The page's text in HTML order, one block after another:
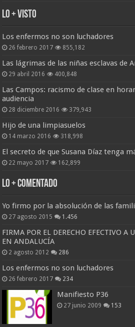
Lo + Visto
Los enfermos no son luchadores
26 febrero 2017 855,182
Las lágrimas de las niñas esclavas de
29 abril 2016 400,848
Las Campos: racismo de clase en
audiencia
28 diciembre 2016 379,943
Hijo de una limpiasuelos
14 marzo 2016 318,998
El secreto de que Susana Díaz tenga
22 mayo 2017 162,899
Lo + Comentado
Yo firmo por la absolución de las
27 agosto 2015 1.456
FIRMA POR EL DERECHO EFECTIVO A
EN ANDALUCÍA
2 agosto 2012 286
Los enfermos no son luchadores
26 febrero 2017 234
Manifiesto P36
27 junio 2009 153